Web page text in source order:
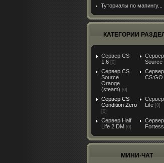
Туториалы по мапингу...
КАТЕГОРИИ
Сервер CS
1.6 [0]
Source
Сервер CS
Source
Orange
(steam) [0]
Сервер
CS:GO
Сервер CS
Condition Zero
[0]
Life [0]
Сервер Half
Life 2 DM [0]
Fortess
МИНИ-ЧАТ